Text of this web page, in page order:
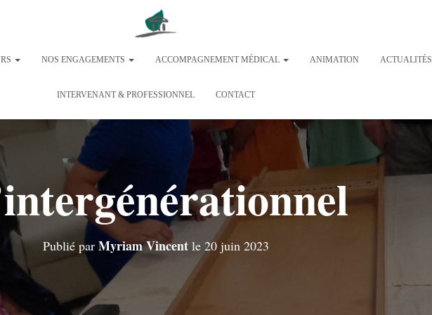
NOS ENGAGEMENTS ACCOMPAGNEMENT MÉDICAL ANIMATION ACTUALITÉS
INTERVENANT & PROFESSIONNEL CONTACT
Publié par Myriam Vincent le 20 juin 2023